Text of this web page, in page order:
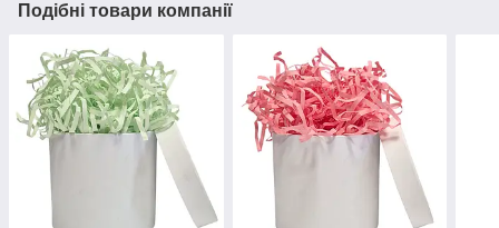
Подібні товари компанії